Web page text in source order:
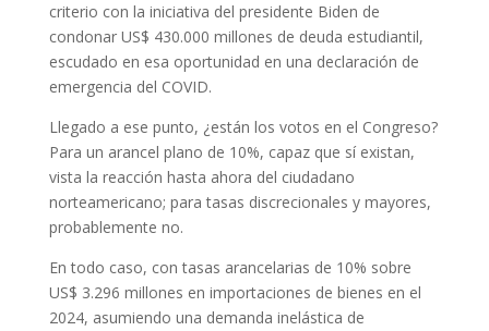
criterio con la iniciativa del presidente Biden de
condonar US$ 430.000 millones de deuda estudiantil,
escudado en esa oportunidad en una declaración de
emergencia del COVID.
Llegado a ese punto, ¿están los votos en el Congreso?
Para un arancel plano de 10%, capaz que sí existan,
vista la reacción hasta ahora del ciudadano
norteamericano; para tasas discrecionales y mayores,
probablemente no.
En todo caso, con tasas arancelarias de 10% sobre
US$ 3.296 millones en importaciones de bienes en el
2024, asumiendo una demanda inelástica de